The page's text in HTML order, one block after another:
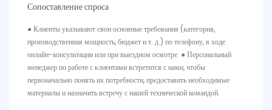
Сопоставление спроса
● Клиенты указывают свои основные требования (категория,
производственная мощность, бюджет и т. д.) по телефону, в ходе
онлайн-консультации или при выездном осмотре. ● Персональный
менеджер по работе с клиентами встретится с нами, чтобы
первоначально понять их потребности, предоставить необходимые
материалы и назначить встречу с нашей технической командой.